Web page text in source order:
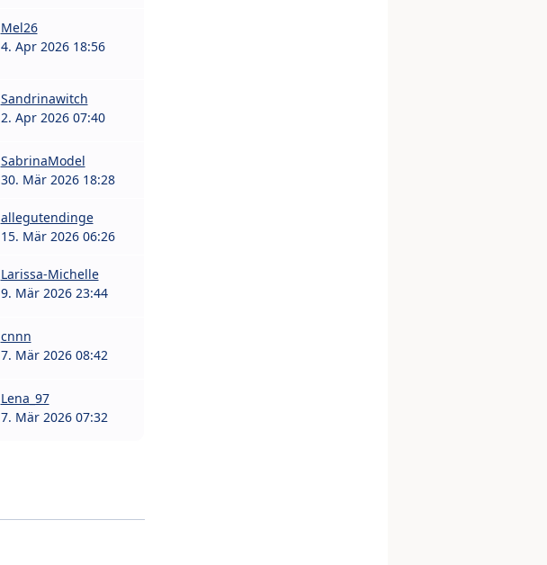
Mel26
4. Apr 2026 18:56
Sandrinawitch
2. Apr 2026 07:40
SabrinaModel
30. Mär 2026 18:28
allegutendinge
15. Mär 2026 06:26
Larissa-Michelle
9. Mär 2026 23:44
cnnn
7. Mär 2026 08:42
Lena_97
7. Mär 2026 07:32